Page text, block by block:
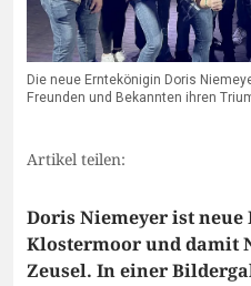
Die neue Erntekönigin Doris
Freunden und Bekannten ihren
Artikel teilen:
Doris Niemeyer ist
Klostermoor und damit
Zeusel. In einer